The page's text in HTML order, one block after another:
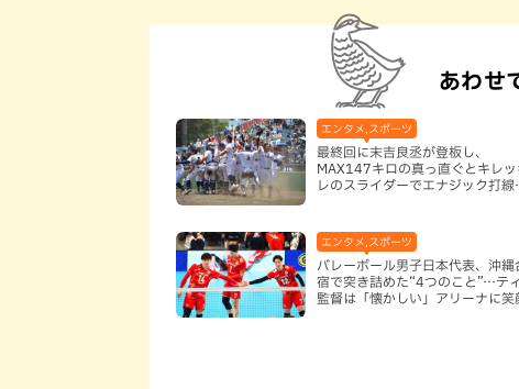
あわせ
エンタメ,スポーツ
最終回に末吉良丞が登板し、
MAX147キロの真っ直ぐとキレッ
レのスライダーでエナジック打線
エンタメ,スポーツ
バレーボール男子日本代表、沖縄
宿で突き詰めた“4つのこと”…テ
監督は「懐かしい」アリーナに笑